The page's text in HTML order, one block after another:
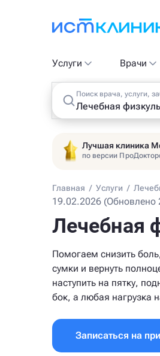
Услуги Врачи
Поиск врача, услуги,
Лучшая клиника
по версии
Главная / Услуги /
19.02.2026 (Обновлено
Лечебная
Помогаем снизить
сумки и вернуть
наступить на пятку,
бок, а любая нагрузка
Записаться на